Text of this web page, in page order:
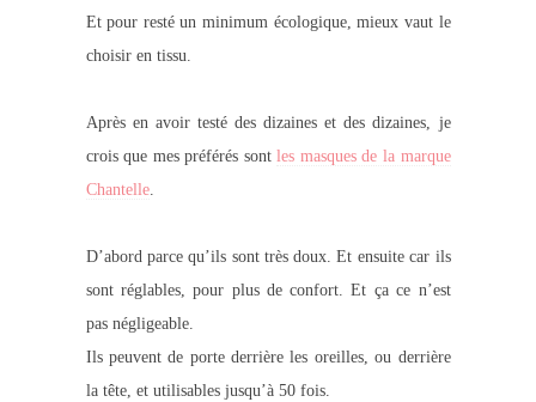
Et pour resté un minimum écologique, mieux vaut le
choisir en tissu.
Après en avoir testé des dizaines et des dizaines, je
crois que mes préférés sontles masques de la marque
Chantelle.
D’abord parce qu’ils sont très doux. Et ensuite car ils
sont réglables, pour plus de confort. Et ça ce n’est
pas négligeable.
Ils peuvent de porte derrière les oreilles, ou derrière
la tête, et utilisables jusqu’à 50 fois.